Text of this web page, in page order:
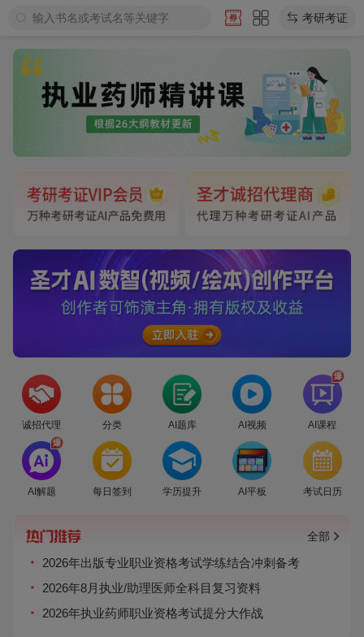
输入书名或考试名等关键字 考研考证
诚招代理 分类 AI题库 AI视频
爆
AI课程
爆
AI解题 每日签到 学历提升 AI平板 考试日历
全部
2026年出版专业职业资格考试学练结合冲刺备考
2026年8月执业/助理医师全科目复习资料
2026年执业药师职业资格考试提分大作战